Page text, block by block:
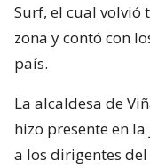
Surf, el cual volvió
zona y contó con
país.
La alcaldesa de
hizo presente en
a los dirigentes